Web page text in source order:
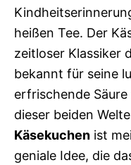
heißen Tee. Der
zeitloser Klassiker
bekannt für seine
erfrischende Säure
dieser beiden
Käsekuchen ist
geniale Idee, die